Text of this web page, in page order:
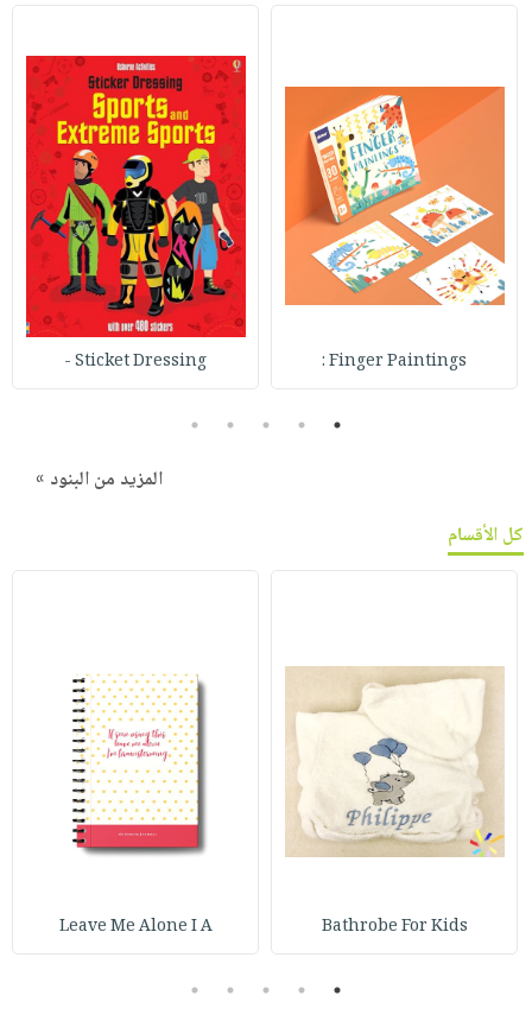
Finger Paintings :
Sticket Dressing -
1
2
3
4
5
المزيد من البنود »
كل الأقسام
Bathrobe For Kids
Leave Me Alone I A
1
2
3
4
5